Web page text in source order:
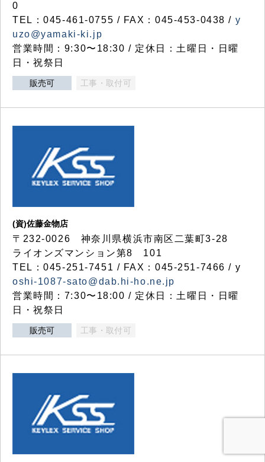
0
TEL：045-461-0755 / FAX：045-453-0438 / y
uzo@yamaki-ki.jp
営業時間：9:30〜18:30 / 定休日：土曜日・日曜
日・祝祭日
販売可 工事・取付可
(資)佐藤金物店
〒232-0026 神奈川県横浜市南区二葉町3-28
ライオンズマンション第8 101
TEL：045-251-7451 / FAX：045-251-7466 / y
oshi-1087-sato@dab.hi-ho.ne.jp
営業時間：7:30〜18:00 / 定休日：土曜日・日曜
日・祝祭日
販売可 工事・取付可